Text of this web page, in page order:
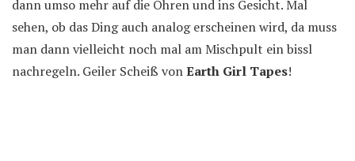
dann umso mehr auf die Ohren und ins Gesicht. Mal
sehen, ob das Ding auch analog erscheinen wird, da muss
man dann vielleicht noch mal am Mischpult ein bissl
nachregeln. Geiler Scheiß vonEarth Girl Tapes!